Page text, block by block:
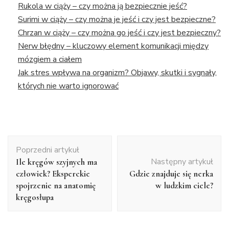
Rukola w ciąży – czy można ją bezpiecznie jeść?
Surimi w ciąży – czy można je jeść i czy jest bezpieczne?
Chrzan w ciąży – czy można go jeść i czy jest bezpieczny?
Nerw błędny – kluczowy element komunikacji między
mózgiem a ciałem
Jak stres wpływa na organizm? Objawy, skutki i sygnały,
których nie warto ignorować
wpisu
Poprzedni artykuł
Ile kręgów szyjnych ma
człowiek? Eksperckie
spojrzenie na anatomię
kręgosłupa
Następny artykuł
Gdzie znajduje się nerka
w ludzkim ciele?